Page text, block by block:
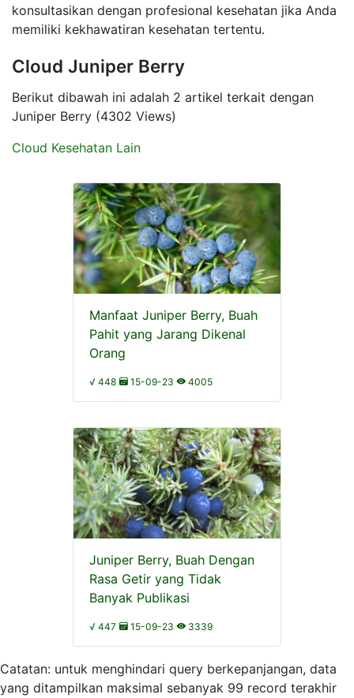
konsultasikan dengan profesional kesehatan jika Anda
memiliki kekhawatiran kesehatan tertentu.
Cloud Juniper Berry
Berikut dibawah ini adalah 2 artikel terkait dengan
Juniper Berry (4302 Views)
Cloud Kesehatan Lain
Manfaat Juniper Berry, Buah
Pahit yang Jarang Dikenal
Orang
√ 448 15-09-23 4005
Juniper Berry, Buah Dengan
Rasa Getir yang Tidak
Banyak Publikasi
√ 447 15-09-23 3339
Catatan: untuk menghindari query berkepanjangan, data
yang ditampilkan maksimal sebanyak 99 record terakhir